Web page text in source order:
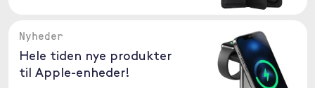
Nyheder
Hele tiden nye produkter
til Apple-enheder!